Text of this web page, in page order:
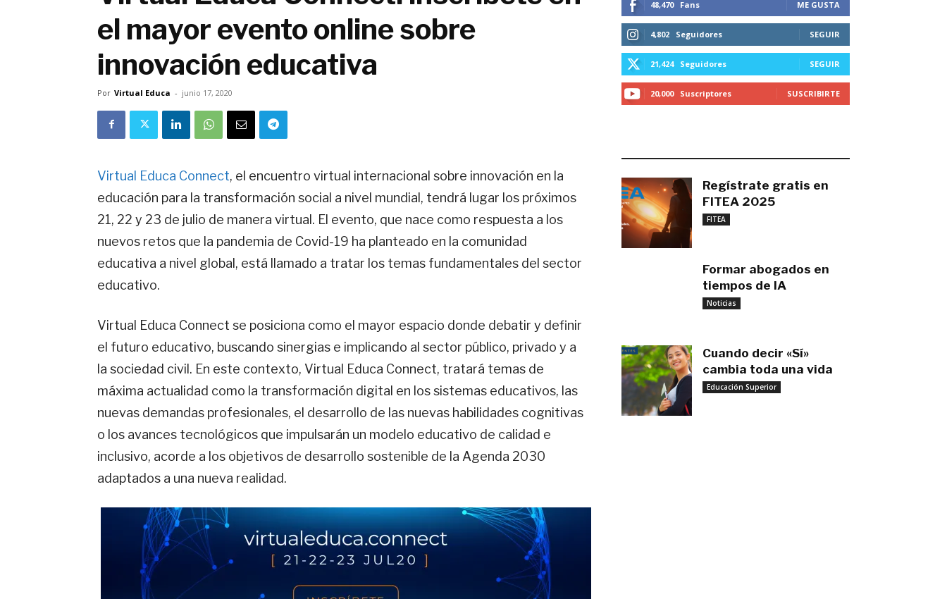
el mayor evento online sobre
innovación educativa
Por Virtual Educa - junio 17, 2020
Virtual Educa Connect, el encuentro virtual internacional sobre innovación en la
educación para la transformación social a nivel mundial, tendrá lugar los próximos
21, 22 y 23 de julio de manera virtual. El evento, que nace como respuesta a los
nuevos retos que la pandemia de Covid-19 ha planteado en la comunidad
educativa a nivel global, está llamado a tratar los temas fundamentales del sector
educativo.
Virtual Educa Connect se posiciona como el mayor espacio donde debatir y definir
el futuro educativo, buscando sinergias e implicando al sector público, privado y a
la sociedad civil. En este contexto, Virtual Educa Connect, tratará temas de
máxima actualidad como la transformación digital en los sistemas educativos, las
nuevas demandas profesionales, el desarrollo de las nuevas habilidades cognitivas
o los avances tecnológicos que impulsarán un modelo educativo de calidad e
inclusivo, acorde a los objetivos de desarrollo sostenible de la Agenda 2030
adaptados a una nueva realidad.
48,470 Fans ME GUSTA
4,802 Seguidores SEGUIR
21,424 Seguidores SEGUIR
20,000 Suscriptores SUSCRIBIRTE
Regístrate gratis en
FITEA 2025
FITEA
Formar abogados en
tiempos de IA
Noticias
Cuando decir «Sí»
cambia toda una vida
Educación Superior